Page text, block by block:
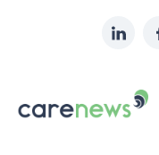
sur:
Carenews,
Le